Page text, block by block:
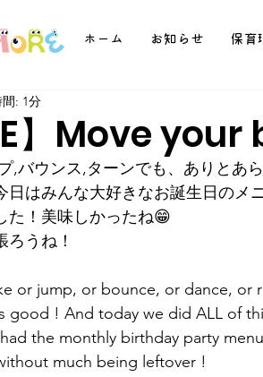
ホーム お知らせ 保育
】Move
: 1分
,バウンス,ターンでも、ありとあ
日はみんな大好きなお誕生日のメ
た！美味しかったね😁
うね！
or jump, or bounce, or dance,
good ! And today we did ALL of
the monthly birthday party
much being leftover !